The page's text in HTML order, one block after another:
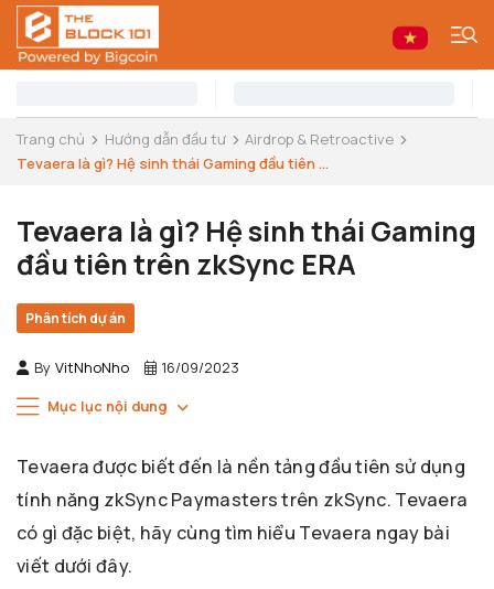
Trang chủ Hướng dẫn đầu tư
Airdrop & Retroactive
Tevaera là gì? Hệ sinh thái Gaming đầu tiên ...
Tevaera là gì? Hệ sinh thái Gaming
đầu tiên trên zkSync ERA
Phân tích dự án
By VitNhoNho 16/09/2023
Mục lục nội dung
Tevaera được biết đến là nền tảng đầu tiên sử dụng
tính năng zkSync Paymasters trên zkSync. Tevaera
có gì đặc biệt, hãy cùng tìm hiểu Tevaera ngay bài
viết dưới đây.